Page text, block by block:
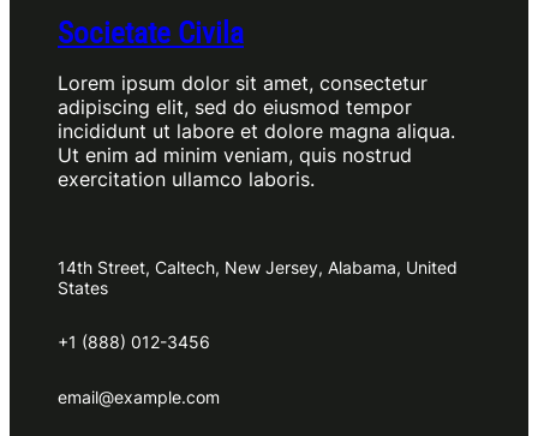
Societate Civila
Lorem ipsum dolor sit amet, consectetur
adipiscing elit, sed do eiusmod tempor
incididunt ut labore et dolore magna aliqua.
Ut enim ad minim veniam, quis nostrud
exercitation ullamco laboris.
14th Street, Caltech, New Jersey, Alabama, United
States
+1 (888) 012-3456
email@example.com